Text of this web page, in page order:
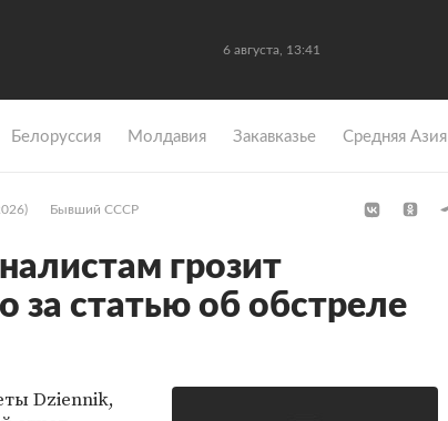
6 августа, 13:41
Белоруссия Молдавия Закавказье Средняя Азия
Бывший СССР
грозит
за статью об обстреле
Dziennik,